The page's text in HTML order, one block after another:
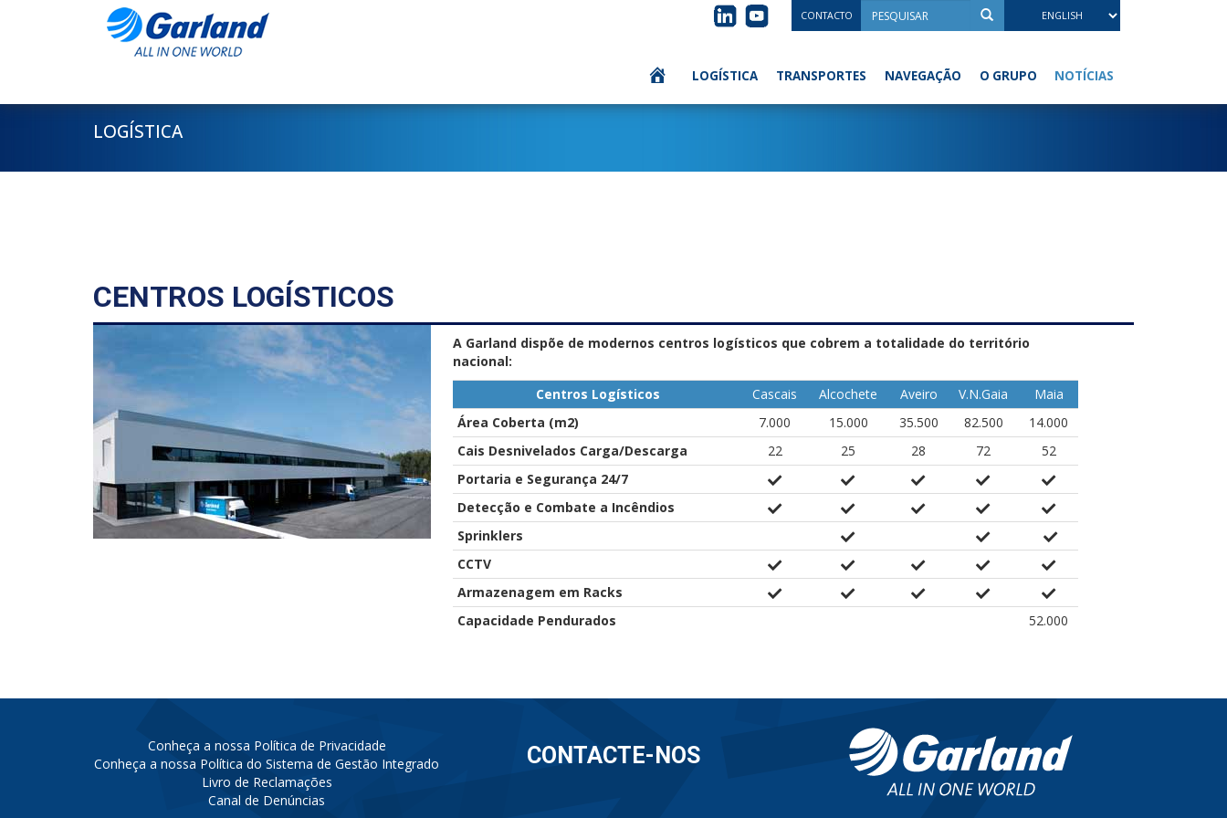
CONTACTO
LOGÍSTICA TRANSPORTES NAVEGAÇÃO O GRUPO NOTÍCIAS
LOGÍSTICA
CENTROS LOGÍSTICOS
A Garland dispõe de modernos centros logísticos que cobrem a totalidade do território
nacional:
Centros Logísticos
Cascais Alcochete Aveiro V.N.Gaia
Maia
Área Coberta (m2)
7.000 15.000 35.500 82.500
14.000
Cais Desnivelados Carga/Descarga
22 25 28 72
52
Portaria e Segurança 24/7
Detecção e Combate a Incêndios
Sprinklers
CCTV
Armazenagem em Racks
Capacidade Pendurados
52.000
CONTACTE-NOS
Conheça a nossa Política de Privacidade
Conheça a nossa Política do Sistema de Gestão Integrado
Livro de Reclamações
Canal de Denúncias